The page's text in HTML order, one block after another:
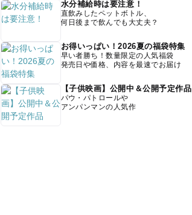
水分補給時は要注意！
直飲みしたペットボトル、
何日後まで飲んでも大丈夫？
お得いっぱい！2026夏の福袋特集
早い者勝ち！数量限定の人気福袋
発売日や価格、内容を最速でお届け
【子供映画】公開中＆公開予定作品
パウ・パトロールや
アンパンマンの人気作